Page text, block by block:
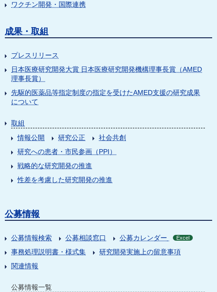
ワクチン開発・国際連携
成果・取組
プレスリリース
日本医療研究開発大賞 日本医療研究開発機構理事長賞（AMED
理事長賞）
先駆的医薬品等指定制度の指定を受けたAMED支援の研究成果
について
取組
情報公開
研究公正
社会共創
研究への患者・市民参画（PPI）
戦略的な研究開発の推進
性差を考慮した研究開発の推進
公募情報
公募情報検索 公募相談窓口 公募カレンダー Excel
事務処理説明書・様式集
研究開発実施上の留意事項
関連情報
公募情報一覧